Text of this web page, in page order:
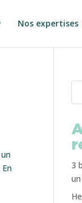
Nos expertises
3